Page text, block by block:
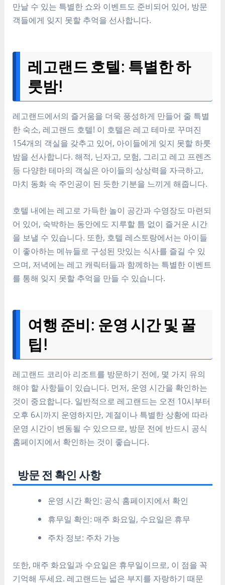
만날 수 있는 특별한 쇼와 이벤트도 준비되어 있어, 방문
객들에게 잊지 못할 추억을 선사합니다.
레고랜드 호텔: 특별한 하
룻밤!
레고랜드에서의 즐거움을 더욱 풍성하게 만들어 줄 특별
한 숙소, 레고랜드 호텔! 이 호텔은 레고 테마로 꾸며진
154개의 객실을 갖추고 있어, 아이들에게 잊지 못할 하룻
밤을 선사합니다. 해적, 닌자고, 모험, 그리고 레고 프렌즈
등 다양한 테마의 객실은 아이들의 상상력을 자극하고,
마치 동화 속 주인공이 된 듯한 기분을 느끼게 해줍니다.
호텔 내에는 레고로 가득한 놀이 공간과 수영장도 마련되
어 있어, 숙박하는 동안에도 지루할 틈 없이 즐거운 시간
을 보낼 수 있습니다. 또한, 호텔 레스토랑에서는 아이들
이 좋아하는 메뉴들로 구성된 맛있는 식사를 즐길 수 있
으며, 저녁에는 레고 캐릭터들과 함께하는 특별한 이벤트
를 통해 잊지 못할 추억을 만들 수 있습니다.
여행 준비: 운영 시간 및 꿀
팁!
레고랜드 코리아 리조트를 방문하기 전에, 몇 가지 유의
해야 할 사항들이 있습니다. 먼저, 운영 시간을 확인하는
것이 중요합니다. 일반적으로 레고랜드는 오전 10시부터
오후 6시까지 운영하지만, 계절이나 특별한 상황에 따라
운영 시간이 변동될 수 있으므로, 방문 전에 반드시 공식
홈페이지에서 확인하는 것이 좋습니다.
방문 전 확인 사항
운영 시간 확인: 공식 홈페이지에서 확인
휴무일 확인: 매주 화요일, 수요일은 휴무
주차 정보: 주차 가능
또한, 매주 화요일과 수요일은 휴무일이므로, 이 점을 꼭
기억해 두세요. 레고랜드는 넓은 부지를 자랑하기 때문